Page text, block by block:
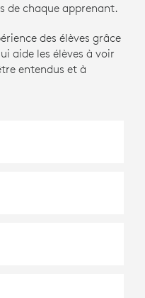
de chaque apprenant.
des élèves grâce
aide les élèves à voir
entendus et à